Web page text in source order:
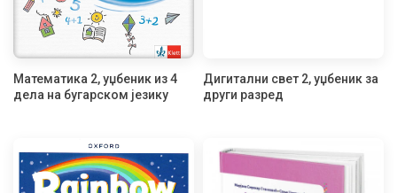
Математика 2, уџбеник из 4
дела на бугарском језику
Дигитални свет 2, уџбеник за
други разред